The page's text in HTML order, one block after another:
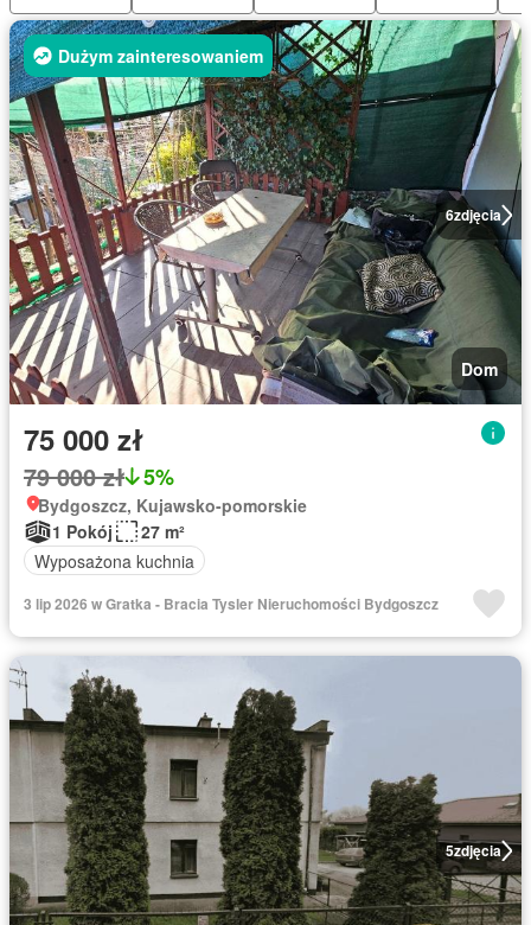
6zdjęcia
Dużym zainteresowaniem
Dom
75 000 zł
79 000 zł 5%
Bydgoszcz, Kujawsko-pomorskie
1 Pokój
27 m²
Wyposażona kuchnia
3 lip 2026 w Gratka - Bracia Tysler Nieruchomości Bydgoszcz
5zdjęcia